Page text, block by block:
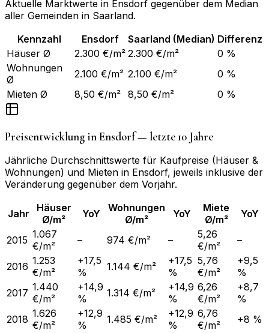
Aktuelle Marktwerte in Ensdorf gegenüber dem Median
aller Gemeinden in Saarland.
Kennzahl
Ensdorf Saarland (Median) Differenz
Häuser Ø
2.300 €/m² 2.300 €/m²
0 %
Wohnungen
Ø
2.100 €/m² 2.100 €/m²
0 %
Mieten Ø
8,50 €/m² 8,50 €/m² 0 %
Preisentwicklung inEnsdorf— letzte 10 Jahre
Jährliche Durchschnittswerte für Kaufpreise (Häuser &
Wohnungen) und Mieten in Ensdorf, jeweils inklusive der
Veränderung gegenüber dem Vorjahr.
Jahr
Häuser
Ø/m²
YoY
Wohnungen
Ø/m²
YoY
Miete
Ø/m²
YoY
2015 1.067
€/m²
– 974 €/m² –
5,26
€/m²
–
2016 1.253
€/m²
+17,5
%
1.144 €/m²
+17,5
%
5,76
€/m²
+9,5
%
2017 1.440
€/m²
+14,9
%
1.314 €/m²
+14,9
%
6,26
€/m²
+8,7
%
2018 1.626
€/m²
+12,9
%
1.485 €/m²
+12,9
%
6,76
€/m²
+8 %